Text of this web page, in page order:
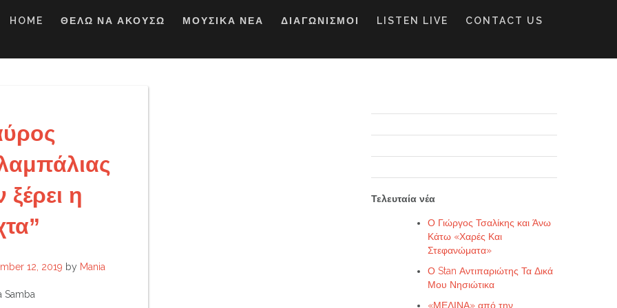
HOME ΘΕΛΩ ΝΑ ΑΚΟΥΣΩ ΜΟΥΣΙΚΑ ΝΕΑ ΔΙΑΓΩΝΙΣΜΟΙ LISTEN LIVE CONTACT US
ξέρει η
12, 2019 by Mania
Samba
Τελευταία νέα
Ο Γιώργος Τσαλίκης και Άνω
Κάτω «Χαρές Και
Στεφανώματα»
Ο Stan Αντιπαριώτης Τα Δικά
Μου Νησιώτικα
«ΜΕΛΙΝΑ» από την